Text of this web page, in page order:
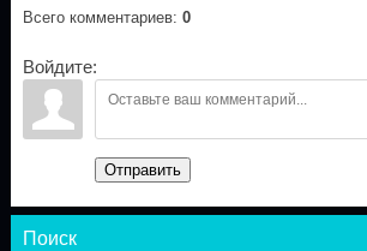
Всего комментариев: 0
Войдите:
Отправить
Поиск